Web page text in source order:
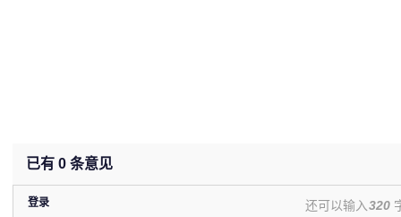
已有 0 条意见
登录 还可以输入320